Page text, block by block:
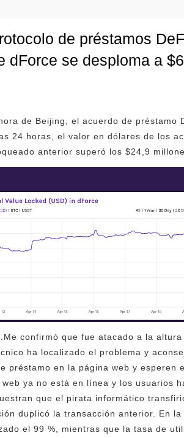
de préstamos
dForce se desploma a $6
de Beijing, el acuerdo de préstamo
24 horas, el valor en dólares de los
anterior superó los $24,9
confirmó que fue atacado a la
ha localizado el problema y
préstamo en la página web y esperen
ya no está en línea y los usuarios
que el pirata informático
duplicó la transacción anterior. En
el 99 %, mientras que la tasa de